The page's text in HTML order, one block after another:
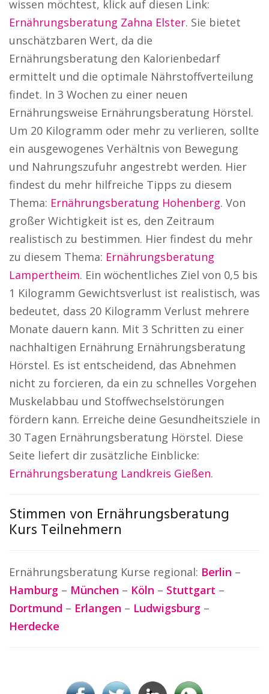
wissen möchtest, klick auf diesen Link:
Ernährungsberatung Zahna Elster. Sie bietet
unschätzbaren Wert, da die
Ernährungsberatung den Kalorienbedarf
ermittelt und die optimale Nährstoffverteilung
findet. In 3 Wochen zu einer neuen
Ernährungsweise Ernährungsberatung Hörstel.
Um 20 Kilogramm oder mehr zu verlieren, sollte
ein ausgewogenes Verhältnis von Bewegung
und Nahrungszufuhr angestrebt werden. Hier
findest du mehr hilfreiche Tipps zu diesem
Thema: Ernährungsberatung Hohenberg. Von
großer Wichtigkeit ist es, den Zeitraum
realistisch zu bestimmen. Hier findest du mehr
zu diesem Thema: Ernährungsberatung
Lampertheim. Ein wöchentliches Ziel von 0,5 bis
1 Kilogramm Gewichtsverlust ist realistisch, was
bedeutet, dass 20 Kilogramm Verlust mehrere
Monate dauern kann. Mit 3 Schritten zu einer
nachhaltigen Ernährung Ernährungsberatung
Hörstel. Es ist entscheidend, das Abnehmen
nicht zu forcieren, da ein zu schnelles Vorgehen
Muskelabbau und Stoffwechselstörungen
fördern kann. Erreiche deine Gesundheitsziele in
30 Tagen Ernährungsberatung Hörstel. Diese
Seite liefert dir zusätzliche Einblicke:
Ernährungsberatung Landkreis Gießen.
Stimmen von Ernährungsberatung
Kurs Teilnehmern
Ernährungsberatung Kurse regional: Berlin –
Hamburg – München – Köln – Stuttgart –
Dortmund – Erlangen – Ludwigsburg –
Herdecke